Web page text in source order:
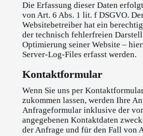
Die Erfassung dieser Daten
von Art. 6 Abs. 1 lit. f DSGVO.
Websitebetreiber hat ein
der technisch fehlerfreien
Optimierung seiner Website –
Server-Log-Files erfasst werden.
Kontaktformular
Wenn Sie uns per
zukommen lassen, werden Ihre
Anfrageformular inklusive der
angegebenen Kontaktdaten
der Anfrage und für den Fall von